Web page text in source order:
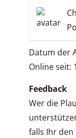
Datum der
Online seit:
Feedback
Wer die
falls Ihr den